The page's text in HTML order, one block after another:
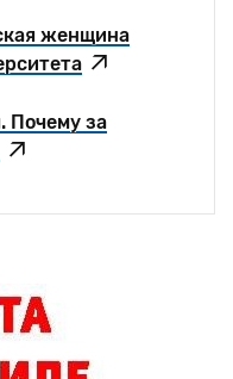
женщина
Почему за